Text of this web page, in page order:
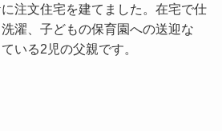
注文住宅を建てました。在宅で仕
濯、子どもの保育園への送迎な
いる2児の父親です。